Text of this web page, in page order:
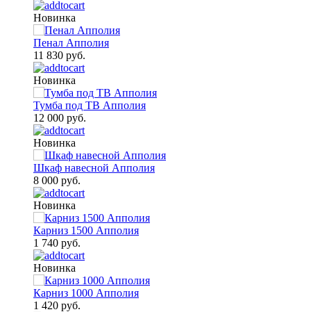
Новинка
Пенал Апполия
11 830 руб.
Новинка
Тумба под ТВ Апполия
12 000 руб.
Новинка
Шкаф навесной Апполия
8 000 руб.
Новинка
Карниз 1500 Апполия
1 740 руб.
Новинка
Карниз 1000 Апполия
1 420 руб.